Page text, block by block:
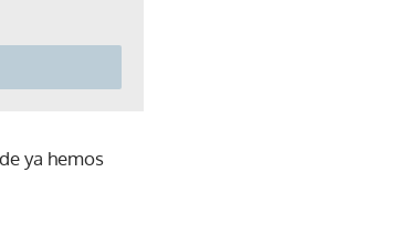
ya hemos